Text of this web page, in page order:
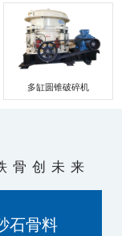
多缸圆锥破碎机
创未来
石骨料